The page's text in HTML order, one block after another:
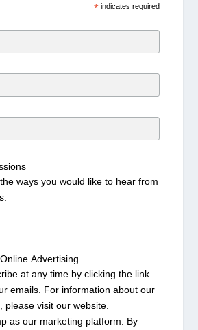
*indicates required
ways you would like to hear from
Advertising
at any time by clicking the link
emails. For information about our
please visit our website.
as our marketing platform. By